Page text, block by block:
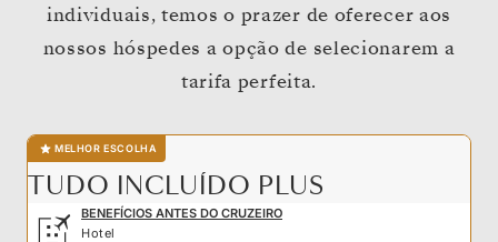
individuais, temos o prazer de oferecer aos
nossos hóspedes a opção de selecionarem a
tarifa perfeita.
MELHOR ESCOLHA
TUDO INCLUÍDO PLUS
BENEFÍCIOS ANTES DO CRUZEIRO
Hotel